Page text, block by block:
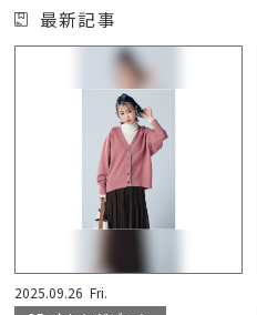
最新記事
2025.09.26 Fri.